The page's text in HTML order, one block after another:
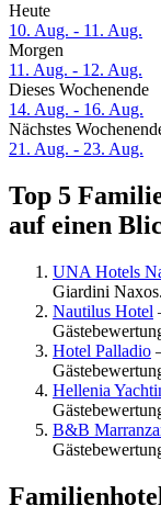
Heute
10. Aug. - 11. Aug.
Morgen
11. Aug. - 12. Aug.
Dieses Wochenende
14. Aug. - 16. Aug.
Nächstes
21. Aug. - 23. Aug.
Top 5
auf einen
UNA Hotels
Giardini
Nautilus Hotel
Hotel Palladio
Hellenia
B&B